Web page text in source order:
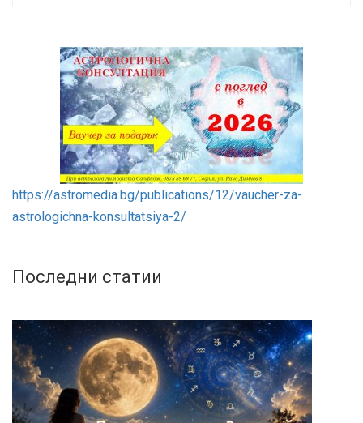
https://astromedia.bg/publications/12/vaucher-za-
astrologichna-konsultatsiya-2/
Последни статии